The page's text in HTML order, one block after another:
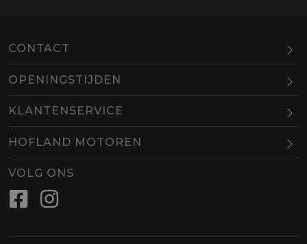
CONTACT
BEL EMAIL
OPENINGSTIJDEN
Maandag
Dinsdag
10.00-18.00
Woensdag
Donderdag
Vrijdag
Zondag
Gesloten
KLANTENSERVICE
HOFLAND MOTOREN
VOLG ONS